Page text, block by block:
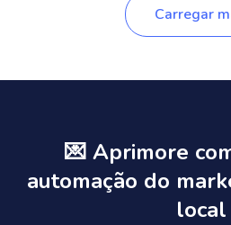
Carregar
💌 Aprimore
automação do
local